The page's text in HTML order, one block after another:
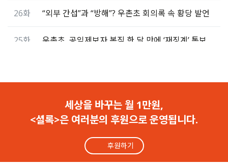
26화 “외부 간섭”과 “방해”? 우촌초 회의록 속 황당 발언
25화 우촌초, 공익제보자 복직 한 달 만에 ‘재징계’ 통보
정근식 교육감 “우촌초 한혜빈 이사장 검증 실패”
세상을 바꾸는 월 1만원,
<셜록>은 여러분의 후원으로 운영됩니다.
후원하기